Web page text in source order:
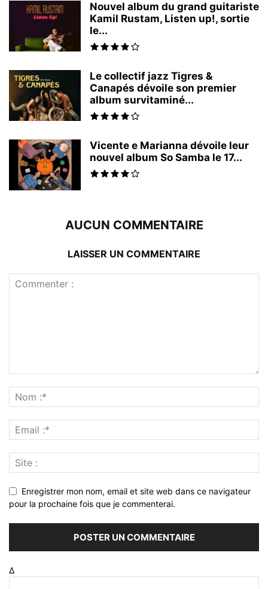
Nouvel album du grand guitariste
Kamil Rustam, Listen up!, sortie
le...
Le collectif jazz Tigres &
Canapés dévoile son premier
album survitaminé...
Vicente e Marianna dévoile leur
nouvel album So Samba le 17...
AUCUN COMMENTAIRE
LAISSER UN COMMENTAIRE
Enregistrer mon nom, email et site web dans ce navigateur
pour la prochaine fois que je commenterai.
Δ